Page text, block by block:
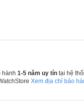
hành 1-5 năm uy tín tại hệ
Xem địa chỉ bảo